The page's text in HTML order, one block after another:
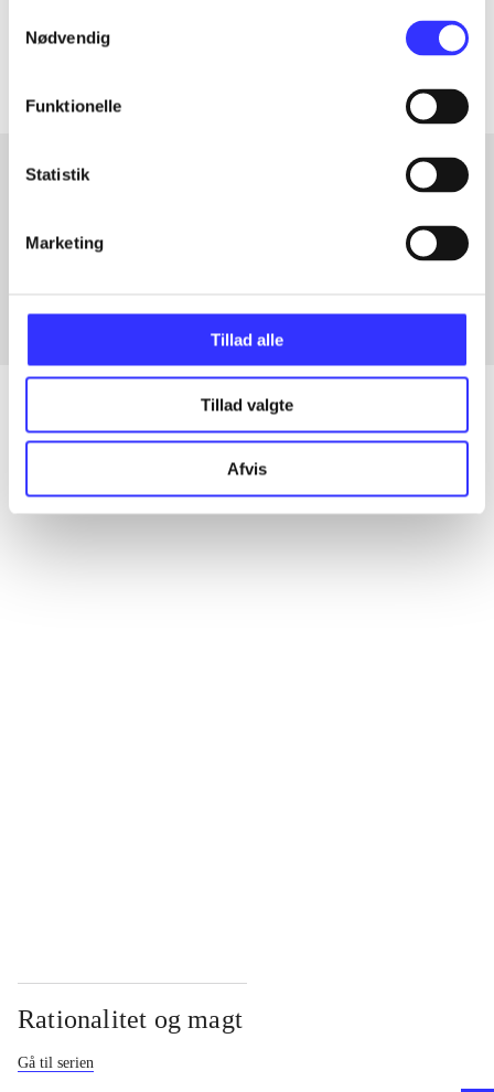
Nødvendig
Funktionelle
Statistik
Marketing
Tillad alle
Tillad valgte
Afvis
Artiklerne i
Fra
Alle registrerede artikler fordelt på udgivelser
Rationalitet og magt
Gå til serien